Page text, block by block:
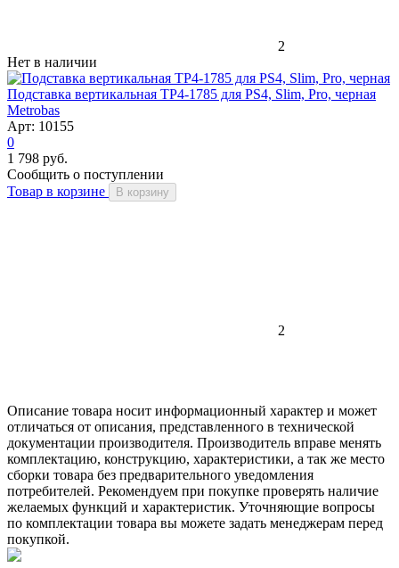
2
Нет в наличии
Подставка вертикальная TP4-1785 для PS4, Slim, Pro, черная
Metrobas
Арт: 10155
0
1 798 руб.
Сообщить о поступлении
Товар в корзине
В корзину
2
Описание товара носит информационный характер и может
отличаться от описания, представленного в технической
документации производителя. Производитель вправе менять
комплектацию, конструкцию, характеристики, а так же место
сборки товара без предварительного уведомления
потребителей. Рекомендуем при покупке проверять наличие
желаемых функций и характеристик. Уточняющие вопросы
по комплектации товара вы можете задать менеджерам перед
покупкой.